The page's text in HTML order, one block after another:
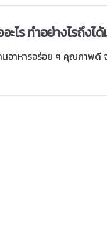
ไร ทำอย่างไรถึงไ
อาหารอร่อย ๆ คุณภาพดี